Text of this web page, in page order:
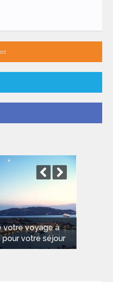
votre voyage à
pour votre séjour
de Sardaigne
de rêve